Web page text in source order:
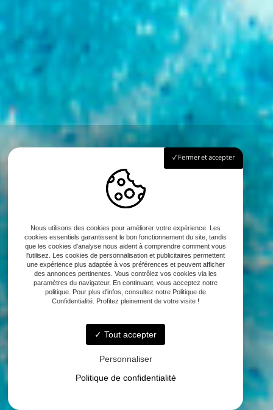
Fermer et accepter
Nous utilisons des cookies pour améliorer votre expérience. Les
cookies essentiels garantissent le bon fonctionnement du site, tandis
que les cookies d'analyse nous aident à comprendre comment vous
l'utilisez. Les cookies de personnalisation et publicitaires permettent
une expérience plus adaptée à vos préférences et peuvent afficher
des annonces pertinentes. Vous contrôlez vos cookies via les
paramètres du navigateur. En continuant, vous acceptez notre
politique. Pour plus d'infos, consultez notre Politique de
Confidentialité. Profitez pleinement de votre visite !
Tout accepter
Personnaliser
Politique de confidentialité